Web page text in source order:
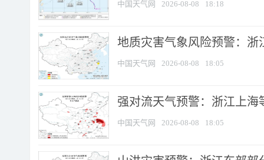
中国天气网 2026-08-08 18:18
地质灾害气象风险预警：
中国天气网 2026-08-08 18:05
强对流天气预警：浙江上海
中国天气网 2026-08-08 18:05